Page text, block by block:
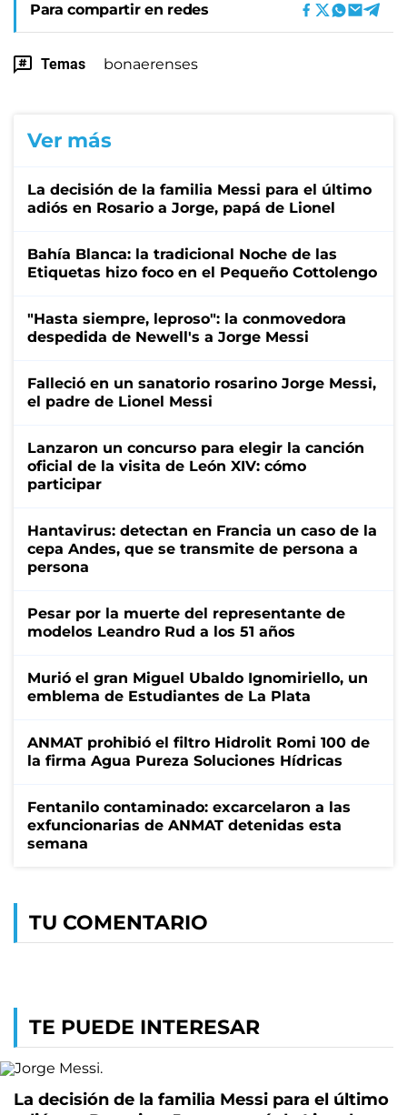
Para compartir en redes
Temas bonaerenses
Ver más
La decisión de la familia Messi para el último
adiós en Rosario a Jorge, papá de Lionel
Bahía Blanca: la tradicional Noche de las
Etiquetas hizo foco en el Pequeño Cottolengo
"Hasta siempre, leproso": la conmovedora
despedida de Newell's a Jorge Messi
Falleció en un sanatorio rosarino Jorge Messi,
el padre de Lionel Messi
Lanzaron un concurso para elegir la canción
oficial de la visita de León XIV: cómo
participar
Hantavirus: detectan en Francia un caso de la
cepa Andes, que se transmite de persona a
persona
Pesar por la muerte del representante de
modelos Leandro Rud a los 51 años
Murió el gran Miguel Ubaldo Ignomiriello, un
emblema de Estudiantes de La Plata
ANMAT prohibió el filtro Hidrolit Romi 100 de
la firma Agua Pureza Soluciones Hídricas
Fentanilo contaminado: excarcelaron a las
exfuncionarias de ANMAT detenidas esta
semana
TU COMENTARIO
TE PUEDE INTERESAR
La decisión de la familia Messi para el último